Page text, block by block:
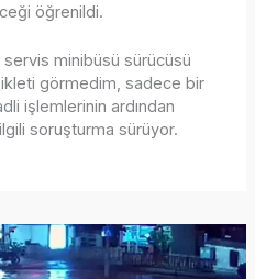
öğrenildi.
servis minibüsü sürücüsü
görmedim, sadece bir
işlemlerinin ardından
soruşturma sürüyor.